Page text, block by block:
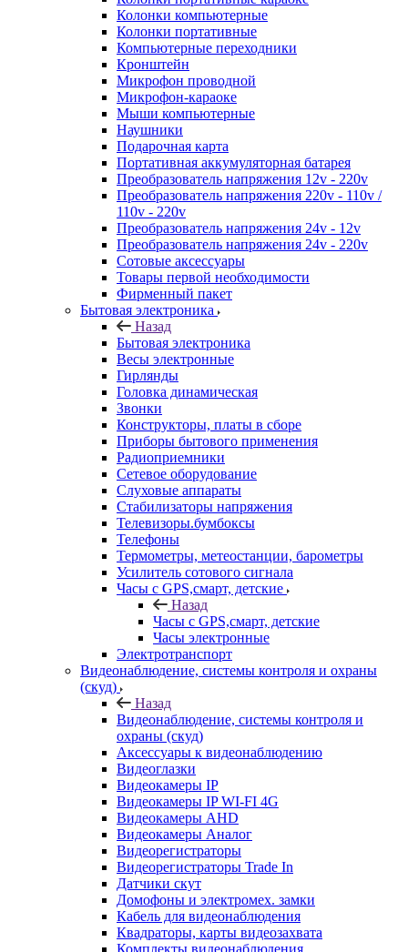
Колонки компьютерные
Колонки портативные
Компьютерные переходники
Кронштейн
Микрофон проводной
Микрофон-караоке
Мыши компьютерные
Наушники
Подарочная карта
Портативная аккумуляторная батарея
Преобразователь напряжения 12v - 220v
Преобразователь напряжения 220v - 110v /
110v - 220v
Преобразователь напряжения 24v - 12v
Преобразователь напряжения 24v - 220v
Сотовые аксессуары
Товары первой необходимости
Фирменный пакет
Бытовая электроника
Назад
Бытовая электроника
Весы электронные
Гирлянды
Головка динамическая
Звонки
Конструкторы, платы в сборе
Приборы бытового применения
Радиоприемники
Сетевое оборудование
Слуховые аппараты
Стабилизаторы напряжения
Телевизоры.бумбоксы
Телефоны
Термометры, метеостанции, барометры
Усилитель сотового сигнала
Часы с GPS,смарт, детские
Назад
Часы с GPS,смарт, детские
Часы электронные
Электротранспорт
Видеонаблюдение, системы контроля и охраны
(скуд)
Назад
Видеонаблюдение, системы контроля и
охраны (скуд)
Аксессуары к видеонаблюдению
Видеоглазки
Видеокамеры IP
Видеокамеры IP WI-FI 4G
Видеокамеры AHD
Видеокамеры Аналог
Видеорегистраторы
Видеорегистраторы Trade In
Датчики скут
Домофоны и электромех. замки
Кабель для видеонаблюдения
Квадраторы, карты видеозахвата
Комплекты видеонаблюдения